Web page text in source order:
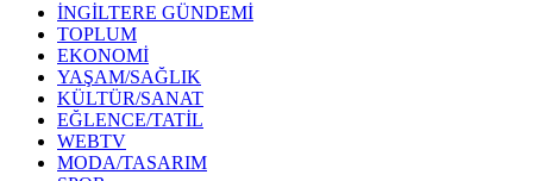
İNGİLTERE GÜNDEMİ
TOPLUM
EKONOMİ
YAŞAM/SAĞLIK
KÜLTÜR/SANAT
EĞLENCE/TATİL
WEBTV
MODA/TASARIM